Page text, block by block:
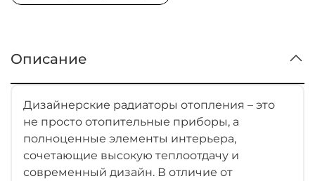
Описание
Дизайнерские радиаторы отопления – это
не просто отопительные приборы, а
полноценные элементы интерьера,
сочетающие высокую теплоотдачу и
современный дизайн. В отличие от